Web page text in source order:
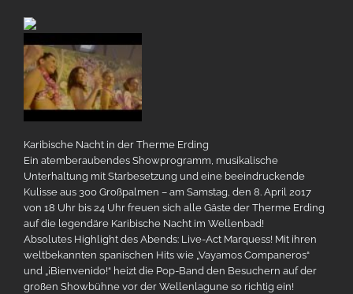
Karibische Nacht in der Therme Erding
Ein atemberaubendes Showprogramm, musikalische
Unterhaltung mit Starbesetzung und eine beeindruckende
Kulisse aus 300 Großpalmen – am Samstag, den 8. April 2017
von 18 Uhr bis 24 Uhr freuen sich alle Gäste der Therme Erding
auf die legendäre Karibische Nacht im Wellenbad!
Absolutes Highlight des Abends: Live-Act Marquess! Mit ihren
weltbekannten spanischen Hits wie „Vayamos Companeros“
und „¡Bienvenido!“ heizt die Pop-Band den Besuchern auf der
großen Showbühne vor der Wellenlagune so richtig ein!